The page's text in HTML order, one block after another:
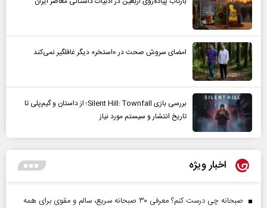
امضای سروش صحت در «استخر» دیگر غافلگیر نمی‌کند
بررسی بازی Silent Hill: Townfall؛ از داستان و گیم‌پلی تا
تاریخ انتشار و سیستم مورد نیاز
اخبار ویژه
صبحانه چی درست کنم؟ معرفی ۳۰ صبحانه سریع، سالم و مقوی برای همه